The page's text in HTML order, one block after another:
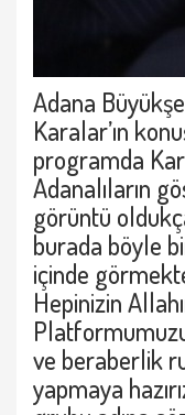
Adana
Karalar’ın
programda
Adanalıların
görüntü
burada böyle
içinde
Hepinizin
ve beraberlik
yapmaya